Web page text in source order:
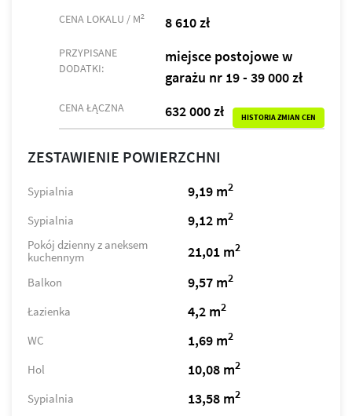
CENA LOKALU / M2 8 610 zł
PRZYPISANE
DODATKI:
miejsce postojowe w
garażu nr 19 - 39 000 zł
CENA ŁĄCZNA 632 000 zł HISTORIA ZMIAN CEN
ZESTAWIENIE POWIERZCHNI
Sypialnia 9,19 m2
Sypialnia 9,12 m2
Pokój dzienny z aneksem
kuchennym
21,01 m2
Balkon 9,57 m2
Łazienka 4,2 m2
WC 1,69 m2
Hol 10,08 m2
Sypialnia 13,58 m2